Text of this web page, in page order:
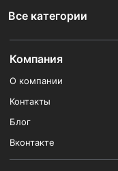
Все категории
Компания
О компании
Контакты
Блог
Вконтакте